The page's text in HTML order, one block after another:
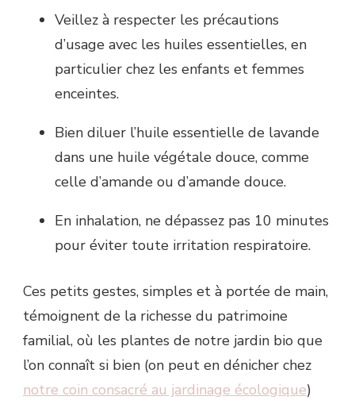
Veillez à respecter les précautions
d’usage avec les huiles essentielles, en
particulier chez les enfants et femmes
enceintes.
Bien diluer l’huile essentielle de lavande
dans une huile végétale douce, comme
celle d’amande ou d’amande douce.
En inhalation, ne dépassez pas 10 minutes
pour éviter toute irritation respiratoire.
Ces petits gestes, simples et à portée de main,
témoignent de la richesse du patrimoine
familial, où les plantes de notre jardin bio que
l’on connaît si bien (on peut en dénicher chez
notre coin consacré au jardinage écologique)